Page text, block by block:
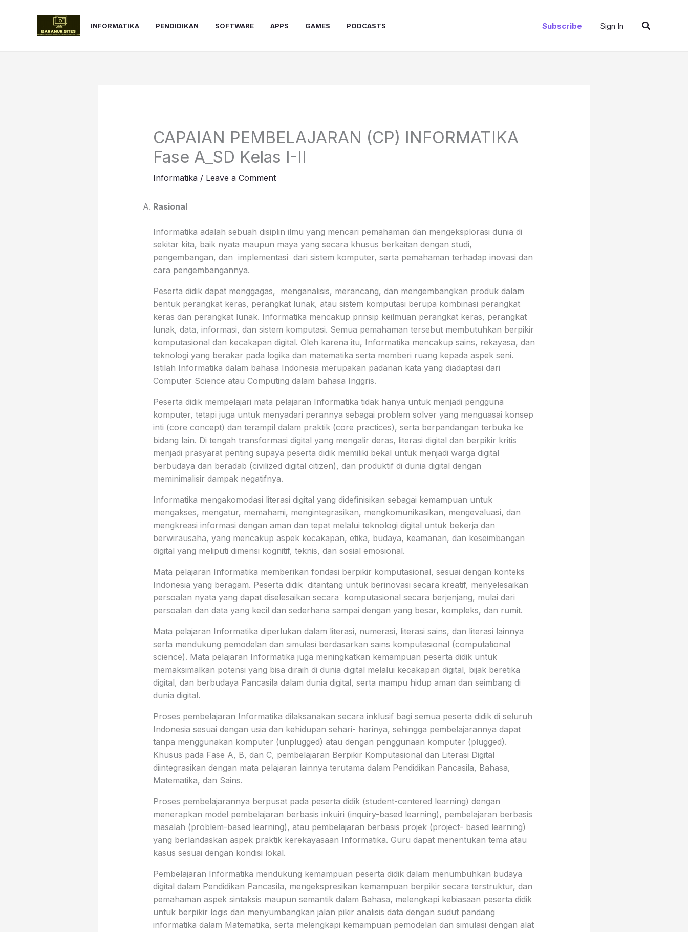
INFORMATIKA PENDIDIKAN SOFTWARE APPS GAMES PODCASTS Subscribe Sign In Search
CAPAIAN PEMBELAJARAN (CP) INFORMATIKA
Fase A_SD Kelas I-II
Informatika/ Leave a Comment
Rasional
Informatika adalah sebuah disiplin ilmu yang mencari pemahaman dan mengeksplorasi dunia di
sekitar kita, baik nyata maupun maya yang secara khusus berkaitan dengan studi,
pengembangan, dan implementasi dari sistem komputer, serta pemahaman terhadap inovasi dan
cara pengembangannya.
Peserta didik dapat menggagas, menganalisis, merancang, dan mengembangkan produk dalam
bentuk perangkat keras, perangkat lunak, atau sistem komputasi berupa kombinasi perangkat
keras dan perangkat lunak. Informatika mencakup prinsip keilmuan perangkat keras, perangkat
lunak, data, informasi, dan sistem komputasi. Semua pemahaman tersebut membutuhkan berpikir
komputasional dan kecakapan digital. Oleh karena itu, Informatika mencakup sains, rekayasa, dan
teknologi yang berakar pada logika dan matematika serta memberi ruang kepada aspek seni.
Istilah Informatika dalam bahasa Indonesia merupakan padanan kata yang diadaptasi dari
Computer Science atau Computing dalam bahasa Inggris.
Peserta didik mempelajari mata pelajaran Informatika tidak hanya untuk menjadi pengguna
komputer, tetapi juga untuk menyadari perannya sebagai problem solver yang menguasai konsep
inti (core concept) dan terampil dalam praktik (core practices), serta berpandangan terbuka ke
bidang lain. Di tengah transformasi digital yang mengalir deras, literasi digital dan berpikir kritis
menjadi prasyarat penting supaya peserta didik memiliki bekal untuk menjadi warga digital
berbudaya dan beradab (civilized digital citizen), dan produktif di dunia digital dengan
meminimalisir dampak negatifnya.
Informatika mengakomodasi literasi digital yang didefinisikan sebagai kemampuan untuk
mengakses, mengatur, memahami, mengintegrasikan, mengkomunikasikan, mengevaluasi, dan
mengkreasi informasi dengan aman dan tepat melalui teknologi digital untuk bekerja dan
berwirausaha, yang mencakup aspek kecakapan, etika, budaya, keamanan, dan keseimbangan
digital yang meliputi dimensi kognitif, teknis, dan sosial emosional.
Mata pelajaran Informatika memberikan fondasi berpikir komputasional, sesuai dengan konteks
Indonesia yang beragam. Peserta didik ditantang untuk berinovasi secara kreatif, menyelesaikan
persoalan nyata yang dapat diselesaikan secara komputasional secara berjenjang, mulai dari
persoalan dan data yang kecil dan sederhana sampai dengan yang besar, kompleks, dan rumit.
Mata pelajaran Informatika diperlukan dalam literasi, numerasi, literasi sains, dan literasi lainnya
serta mendukung pemodelan dan simulasi berdasarkan sains komputasional (computational
science). Mata pelajaran Informatika juga meningkatkan kemampuan peserta didik untuk
memaksimalkan potensi yang bisa diraih di dunia digital melalui kecakapan digital, bijak beretika
digital, dan berbudaya Pancasila dalam dunia digital, serta mampu hidup aman dan seimbang di
dunia digital.
Proses pembelajaran Informatika dilaksanakan secara inklusif bagi semua peserta didik di seluruh
Indonesia sesuai dengan usia dan kehidupan sehari- harinya, sehingga pembelajarannya dapat
tanpa menggunakan komputer (unplugged) atau dengan penggunaan komputer (plugged).
Khusus pada Fase A, B, dan C, pembelajaran Berpikir Komputasional dan Literasi Digital
diintegrasikan dengan mata pelajaran lainnya terutama dalam Pendidikan Pancasila, Bahasa,
Matematika, dan Sains.
Proses pembelajarannya berpusat pada peserta didik (student-centered learning) dengan
menerapkan model pembelajaran berbasis inkuiri (inquiry-based learning), pembelajaran berbasis
masalah (problem-based learning), atau pembelajaran berbasis projek (project- based learning)
yang berlandaskan aspek praktik kerekayasaan Informatika. Guru dapat menentukan tema atau
kasus sesuai dengan kondisi lokal.
Pembelajaran Informatika mendukung kemampuan peserta didik dalam menumbuhkan budaya
digital dalam Pendidikan Pancasila, mengekspresikan kemampuan berpikir secara terstruktur, dan
pemahaman aspek sintaksis maupun semantik dalam Bahasa, melengkapi kebiasaan peserta didik
untuk berpikir logis dan menyumbangkan jalan pikir analisis data dengan sudut pandang
informatika dalam Matematika, serta melengkapi kemampuan pemodelan dan simulasi dengan alat